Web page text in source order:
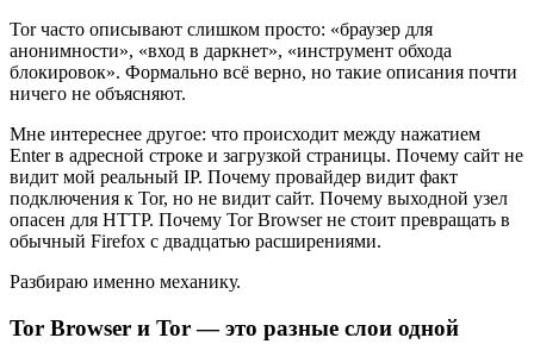
Tor часто описывают слишком просто: «браузер для
анонимности», «вход в даркнет», «инструмент обхода
блокировок». Формально всё верно, но такие описания почти
ничего не объясняют.
Мне интереснее другое: что происходит между нажатием
Enter в адресной строке и загрузкой страницы. Почему сайт не
видит мой реальный IP. Почему провайдер видит факт
подключения к Tor, но не видит сайт. Почему выходной узел
опасен для HTTP. Почему Tor Browser не стоит превращать в
обычный Firefox с двадцатью расширениями.
Разбираю именно механику.
Tor Browser и Tor — это разные слои одной